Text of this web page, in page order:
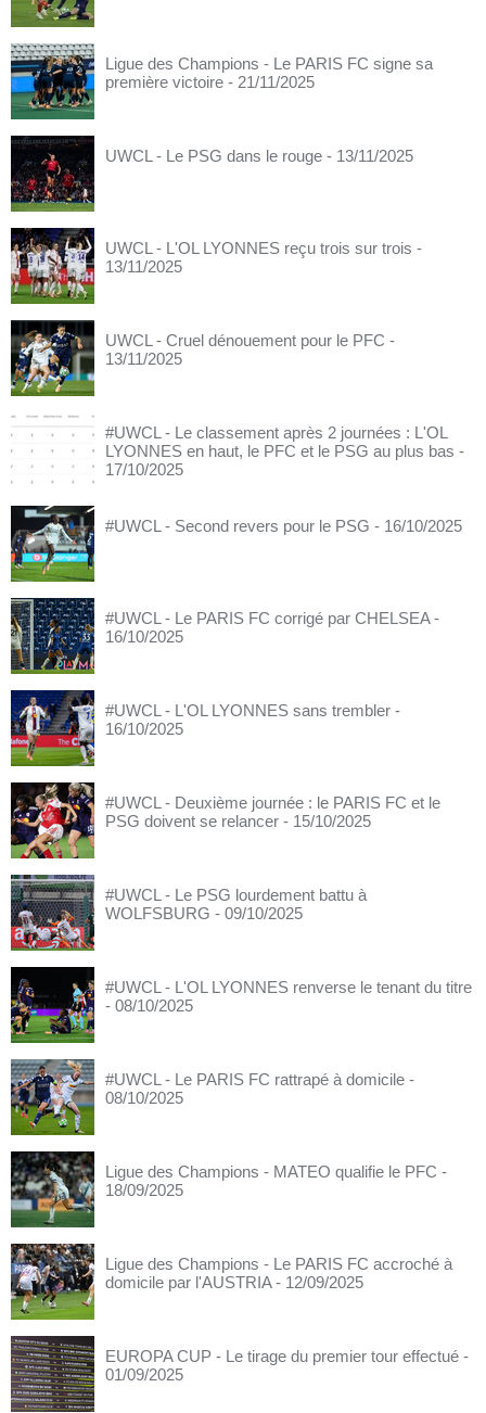
Ligue des Champions - Le PARIS FC signe sa
première victoire - 21/11/2025
UWCL - Le PSG dans le rouge - 13/11/2025
UWCL - L'OL LYONNES reçu trois sur trois -
13/11/2025
UWCL - Cruel dénouement pour le PFC -
13/11/2025
#UWCL - Le classement après 2 journées : L'OL
LYONNES en haut, le PFC et le PSG au plus bas -
17/10/2025
#UWCL - Second revers pour le PSG - 16/10/2025
#UWCL - Le PARIS FC corrigé par CHELSEA -
16/10/2025
#UWCL - L'OL LYONNES sans trembler -
16/10/2025
#UWCL - Deuxième journée : le PARIS FC et le
PSG doivent se relancer - 15/10/2025
#UWCL - Le PSG lourdement battu à
WOLFSBURG - 09/10/2025
#UWCL - L'OL LYONNES renverse le tenant du titre
- 08/10/2025
#UWCL - Le PARIS FC rattrapé à domicile -
08/10/2025
Ligue des Champions - MATEO qualifie le PFC -
18/09/2025
Ligue des Champions - Le PARIS FC accroché à
domicile par l'AUSTRIA - 12/09/2025
EUROPA CUP - Le tirage du premier tour effectué -
01/09/2025